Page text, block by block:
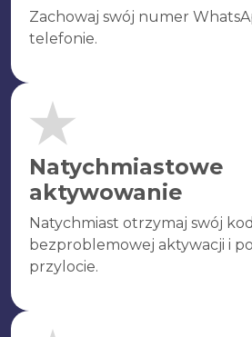
Zachowaj swój numer
telefonie.
Natychmiastowe
aktywowanie
Natychmiast otrzymaj swój
bezproblemowej aktywacji i
przylocie.